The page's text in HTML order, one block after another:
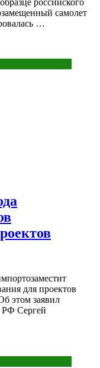
российского
самолет
…
для проектов
этом заявил
РФ Сергей